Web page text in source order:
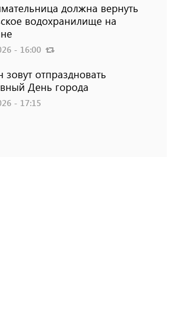
должна вернуть
водохранилище на
- 16:00
зовут отпраздновать
День города
- 17:15